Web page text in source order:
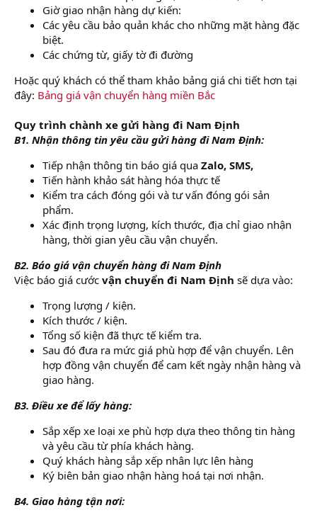
Giờ giao nhận hàng dự kiến:
Các yêu cầu bảo quản khác cho những mặt hàng đặc
biệt.
Các chứng từ, giấy tờ đi đường
Hoặc quý khách có thể tham khảo bảng giá chi tiết hơn tại
đây: Bảng giá vận chuyển hàng miền Bắc
Quy trình chành xe gửi hàng đi Nam Định
B1. Nhận thông tin yêu cầu gửi hàng đi Nam Định:
Tiếp nhận thông tin báo giá qua Zalo, SMS,
Tiến hành khảo sát hàng hóa thực tế
Kiểm tra cách đóng gói và tư vấn đóng gói sản
phẩm.
Xác định trọng lượng, kích thước, địa chỉ giao nhận
hàng, thời gian yêu cầu vận chuyển.
B2. Báo giá vận chuyển hàng đi Nam Định
Việc báo giá cước vận chuyển đi Nam Định sẽ dựa vào:
Trọng lượng / kiện.
Kích thước / kiện.
Tổng số kiện đã thực tế kiểm tra.
Sau đó đưa ra mức giá phù hợp để vận chuyển. Lên
hợp đồng vận chuyển để cam kết ngày nhận hàng và
giao hàng.
B3. Điều xe để lấy hàng:
Sắp xếp xe loại xe phù hợp dựa theo thông tin hàng
và yêu cầu từ phía khách hàng.
Quý khách hàng sắp xếp nhân lực lên hàng
Ký biên bản giao nhận hàng hoá tại nơi nhận.
B4. Giao hàng tận nơi: